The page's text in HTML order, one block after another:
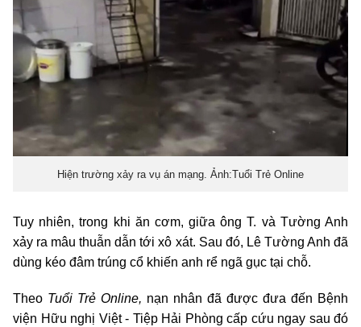
Hiện trường xảy ra vụ án mạng. Ảnh:Tuổi Trẻ Online
Tuy nhiên, trong khi ăn cơm, giữa ông T. và Tường Anh
xảy ra mâu thuẫn dẫn tới xô xát. Sau đó, Lê Tường Anh đã
dùng kéo đâm trúng cổ khiến anh rể ngã gục tại chỗ.
Theo Tuổi Trẻ Online, nạn nhân đã được đưa đến Bệnh
viện Hữu nghị Việt - Tiệp Hải Phòng cấp cứu ngay sau đó